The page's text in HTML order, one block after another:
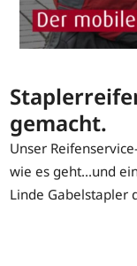
gemacht.
Unser
wie es geht...und
Linde Gabelstapler